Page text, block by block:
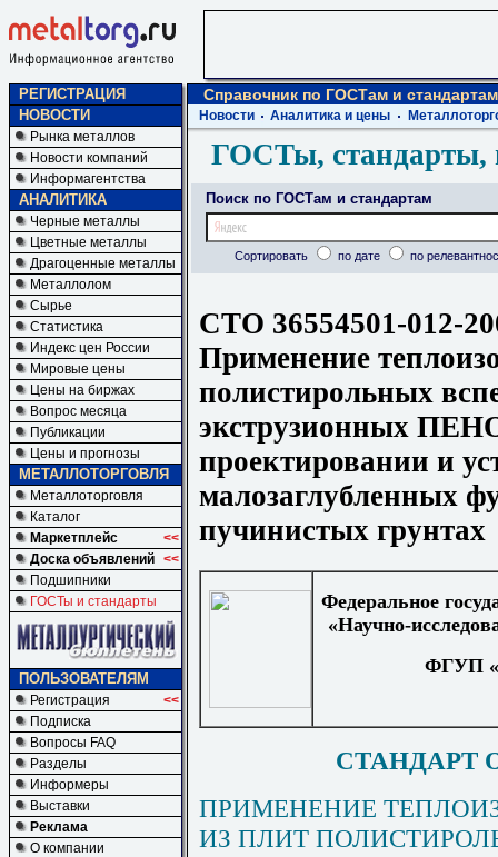
РЕГИСТРАЦИЯ
НОВОСТИ
Рынка металлов
Новости компаний
Информагентства
АНАЛИТИКА
Черные металлы
Цветные металлы
Драгоценные металлы
Металлолом
Сырье
Статистика
Индекс цен России
Мировые цены
Цены на биржах
Вопрос месяца
Публикации
Цены и прогнозы
МЕТАЛЛОТОРГОВЛЯ
Металлоторговля
Каталог
Маркетплейс
<<
Доска объявлений <<
Подшипники
ГОСТы и стандарты
ПОЛЬЗОВАТЕЛЯМ
Регистрация
<<
Подписка
Вопросы FAQ
Разделы
Информеры
Выставки
Реклама
О компании
Справочник по ГОСТам и стандартам
Новости Аналитика и цены
ГОСТы, стандарты,
Поиск по ГОСТам и стандартам
Сортировать по дате по
СТО 36554501-012-
Применение
полистирольных
экструзионных
проектировании и
малозаглубленных
пучинистых грунтах
Федеральное
«Научно-
ФГУП
СТАНДАРТ
ПРИМЕНЕНИЕ
ИЗ ПЛИТ